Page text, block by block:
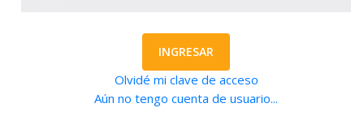
INGRESAR
Olvidé mi clave de acceso
Aún no tengo cuenta de usuario...